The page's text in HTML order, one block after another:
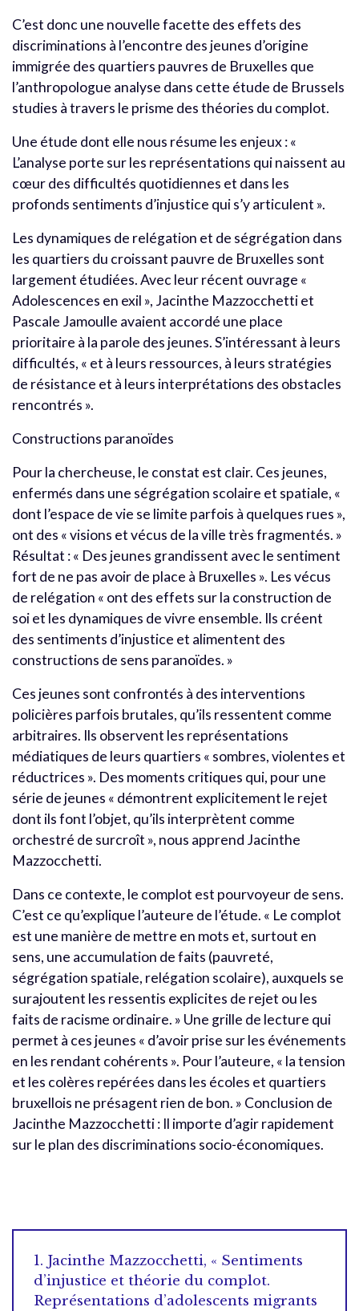
C’est donc une nouvelle facette des effets des
discriminations à l’encontre des jeunes d’origine
immigrée des quartiers pauvres de Bruxelles que
l’anthropologue analyse dans cette étude de Brussels
studies à travers le prisme des théories du complot.
Une étude dont elle nous résume les enjeux : «
L’analyse porte sur les représentations qui naissent au
cœur des difficultés quotidiennes et dans les
profonds sentiments d’injustice qui s’y articulent ».
Les dynamiques de relégation et de ségrégation dans
les quartiers du croissant pauvre de Bruxelles sont
largement étudiées. Avec leur récent ouvrage «
Adolescences en exil », Jacinthe Mazzocchetti et
Pascale Jamoulle avaient accordé une place
prioritaire à la parole des jeunes. S’intéressant à leurs
difficultés, « et à leurs ressources, à leurs stratégies
de résistance et à leurs interprétations des obstacles
rencontrés ».
Constructions paranoïdes
Pour la chercheuse, le constat est clair. Ces jeunes,
enfermés dans une ségrégation scolaire et spatiale, «
dont l’espace de vie se limite parfois à quelques rues »,
ont des « visions et vécus de la ville très fragmentés. »
Résultat : « Des jeunes grandissent avec le sentiment
fort de ne pas avoir de place à Bruxelles ». Les vécus
de relégation « ont des effets sur la construction de
soi et les dynamiques de vivre ensemble. Ils créent
des sentiments d’injustice et alimentent des
constructions de sens paranoïdes. »
Ces jeunes sont confrontés à des interventions
policières parfois brutales, qu’ils ressentent comme
arbitraires. Ils observent les représentations
médiatiques de leurs quartiers « sombres, violentes et
réductrices ». Des moments critiques qui, pour une
série de jeunes « démontrent explicitement le rejet
dont ils font l’objet, qu’ils interprètent comme
orchestré de surcroît », nous apprend Jacinthe
Mazzocchetti.
Dans ce contexte, le complot est pourvoyeur de sens.
C’est ce qu’explique l’auteure de l’étude. « Le complot
est une manière de mettre en mots et, surtout en
sens, une accumulation de faits (pauvreté,
ségrégation spatiale, relégation scolaire), auxquels se
surajoutent les ressentis explicites de rejet ou les
faits de racisme ordinaire. » Une grille de lecture qui
permet à ces jeunes « d’avoir prise sur les événements
en les rendant cohérents ». Pour l’auteure, « la tension
et les colères repérées dans les écoles et quartiers
bruxellois ne présagent rien de bon. » Conclusion de
Jacinthe Mazzocchetti : Il importe d’agir rapidement
sur le plan des discriminations socio-économiques.
1. Jacinthe Mazzocchetti, « Sentiments
d’injustice et théorie du complot.
Représentations d’adolescents migrants